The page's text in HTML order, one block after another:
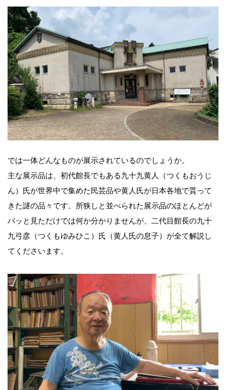
では一体どんなものが展示されているのでしょうか。
主な展示品は、初代館長でもある九十九黄人（つくもおうじ
ん）氏が世界中で集めた民芸品や黄人氏が日本各地で貰って
きた謎の品々です。所狭しと並べられた展示品のほとんどが
パッと見ただけでは何か分かりませんが、二代目館長の九十
九弓彦（つくもゆみひこ）氏（黄人氏の息子）が全て解説し
てくださいます。